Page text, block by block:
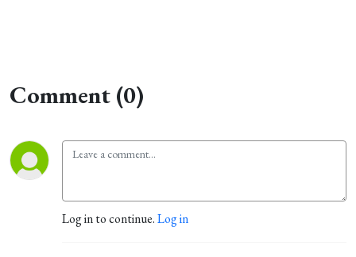
Comment (0)
Log in to continue.Log in